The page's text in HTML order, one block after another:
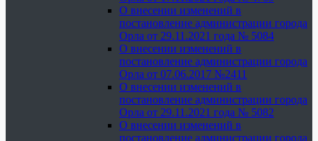
О внесении изменений в
постановление администрации города
Орла от 29.11.2021 года № 5084
О внесении изменений в
постановление администрации города
Орла от 07.06.2017 №2411
О внесении изменений в
постановление администрации города
Орла от 29.11.2021 года № 5082
О внесении изменений в
постановление администрации города